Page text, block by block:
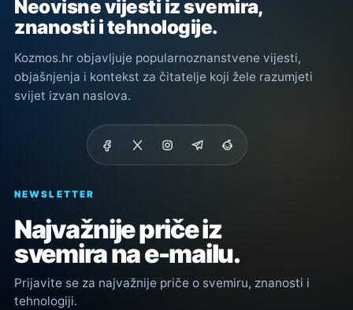
Neovisne vijesti iz svemira,
znanosti i tehnologije.
Kozmos.hr objavljuje popularnoznanstvene vijesti,
objašnjenja i kontekst za čitatelje koji žele razumjeti
svijet izvan naslova.
NEWSLETTER
Najvažnije priče iz
svemira na e-mailu.
Prijavite se za najvažnije priče o svemiru, znanosti i
tehnologiji.